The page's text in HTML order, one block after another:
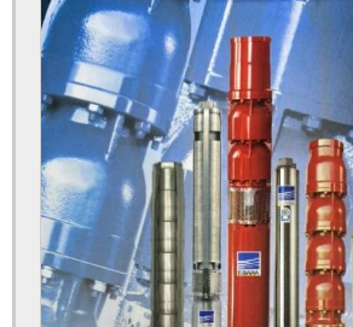
Empresas de manutenção de poços artesianos
Empresas especializada em limpeza de poços
Endoscopia de poço artesiano
Furar poço artesiano orçamento
Furar poço artesiano preço
Furar poço artesiano quanto custa
Furar poço artesiano valor
Higienização de poço